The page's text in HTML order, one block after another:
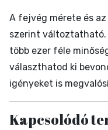
A fejvég mérete és
szerint változtatható.
több ezer féle
választhatod ki
igényeket is
Kapcsolódó